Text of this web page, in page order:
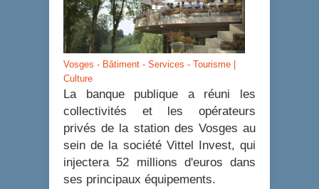
Vosges - Bâtiment - Services - Tourisme |
Culture
La banque publique a réuni les
collectivités et les opérateurs
privés de la station des Vosges au
sein de la société Vittel Invest, qui
injectera 52 millions d'euros dans
ses principaux équipements.